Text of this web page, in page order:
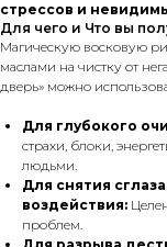
стрессов и
Для чего и Что вы
Магическую восковую
маслами на чистку от
дверь» можно
Для глубокого
страхи, блоки,
людьми.
Для снятия
воздействия:
проблем.